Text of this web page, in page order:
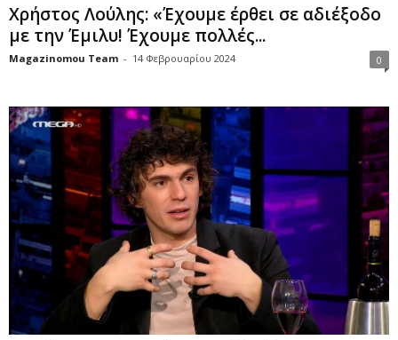
Χρήστος Λούλης: «Έχουμε έρθει σε αδιέξοδο
με την Έμιλυ! Έχουμε πολλές...
Magazinomou Team - 14 Φεβρουαρίου 2024 0